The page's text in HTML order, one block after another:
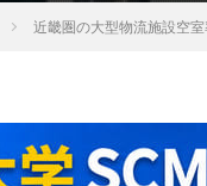
近畿圏の大型物流施設空